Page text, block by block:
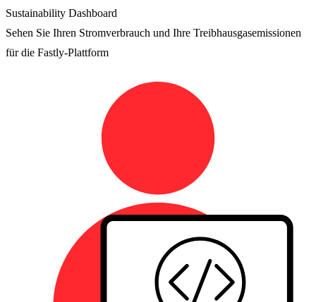
Sustainability Dashboard
Sehen Sie Ihren Stromverbrauch und Ihre Treibhausgasemissionen
für die Fastly-Plattform